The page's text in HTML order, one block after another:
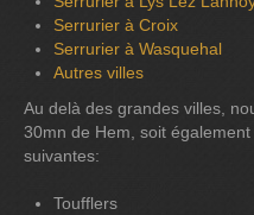
Serrurier à Croix
Serrurier à Wasquehal
Autres villes
Au delà des grandes villes,
30mn de Hem, soit
suivantes:
Toufflers